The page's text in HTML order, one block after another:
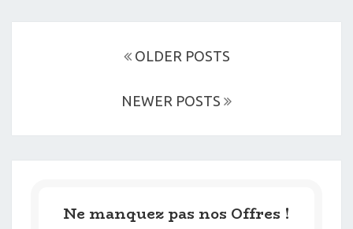
OLDER POSTS
NEWER POSTS
Ne manquez pas nos Offres !